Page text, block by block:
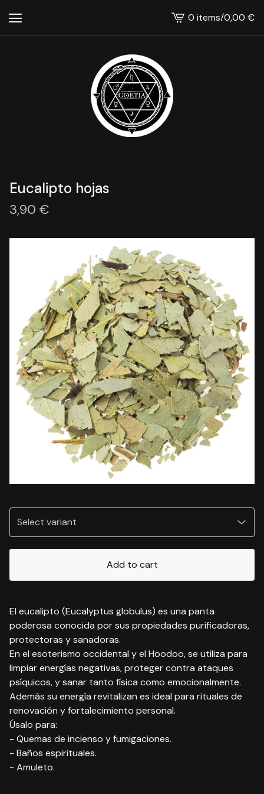
View
cart
0 items/0,00 €
Eucalipto hojas
3,90 €
Add to cart
El eucalipto (Eucalyptus globulus) es una panta
poderosa conocida por sus propiedades purificadoras,
protectoras y sanadoras.
En el esoterismo occidental y el Hoodoo, se utiliza para
limpiar energías negativas, proteger contra ataques
psíquicos, y sanar tanto física como emocionalmente.
Además su energía revitalizan es ideal para rituales de
renovación y fortalecimiento personal.
Úsalo para:
- Quemas de incienso y fumigaciones.
- Baños espirituales.
- Amuleto.